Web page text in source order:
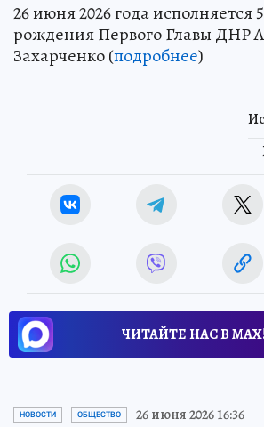
26 июня 2026 года исполняется
рождения Первого Главы ДНР
Захарченко (подробнее)
ЧИТАЙТЕ НАС В
НОВОСТИ ОБЩЕСТВО 26 июня 2026 16:36